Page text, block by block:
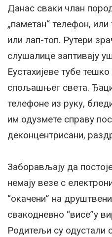
Данас сваки члан
„паметан“ телефон, или
или лап-топ. Рутери
слушалице заптивају
Еустахијеве тубе
спољашњег света.
телефоне из руку,
им одузмете справу
деконцентрисани,
Заборављају да
немају везе с
“окачени” на
свакодневно “висе”у
Родитељи су одустали